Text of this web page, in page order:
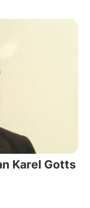
Karel Gotts